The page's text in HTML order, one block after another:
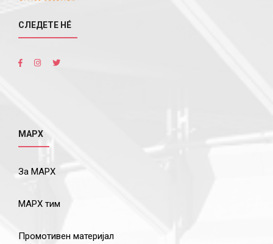
СЛЕДЕТЕ НÉ
МАРХ
За МАРХ
МАРХ тим
Промотивен материјал